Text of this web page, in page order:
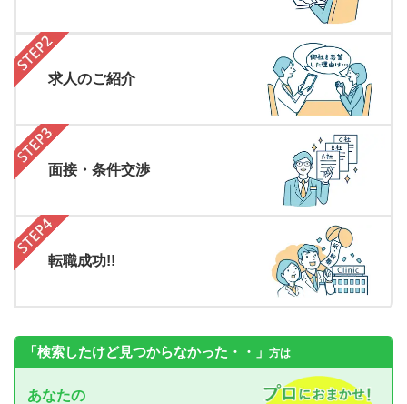
求人のご紹介
面接・条件交渉
転職成功!!
「検索したけど見つからなかった・・」 方は
あなたの